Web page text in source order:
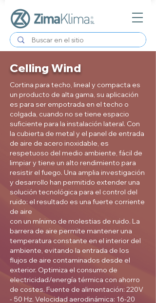
Celling Wind
Cortina para techo, lineal y compacta es
un producto de alta gama, su aplicación
es para ser empotrada en el techo o
colgada, cuando no se tiene espacio
suficiente para la instalación lateral. Con
la cubierta de metal y el panel de entrada
de aire de acero inoxidable, es
respetuoso del medio ambiente, fácil de
limpiar y tiene un alto rendimiento para
resistir el fuego. Una amplia investigación
y desarrollo han permitido extender una
solución tecnológica para el control del
ruido: el resultado es una fuerte corriente
de aire
con un mínimo de molestias de ruido. La
barrera de aire permite mantener una
temperatura constante en el interior del
ambiente, evitando la entrada de los
flujos de aire contaminados desde el
exterior. Optimiza el consumo de
electricidad/energía térmica con ahorro
de costes. Fuente de alimentación: 220V
- 50 Hz. Velocidad aerodinámica: 16-20